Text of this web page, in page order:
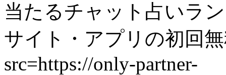
当たるチャット占いラ
サイト・アプリの初回
src=https://only-partner-